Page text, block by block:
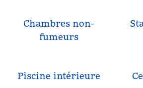
Chambres non-
fumeurs
Piscine intérieure